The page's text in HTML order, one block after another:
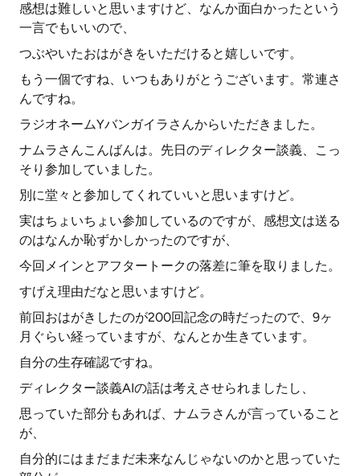
感想は難しいと思いますけど、なんか面白かったという
一言でもいいので、
つぶやいたおはがきをいただけると嬉しいです。
もう一個ですね、いつもありがとうございます。常連さ
んですね。
ラジオネームYバンガイラさんからいただきました。
ナムラさんこんばんは。先日のディレクター談義、こっ
そり参加していました。
別に堂々と参加してくれていいと思いますけど。
実はちょいちょい参加しているのですが、感想文は送る
のはなんか恥ずかしかったのですが、
今回メインとアフタートークの落差に筆を取りました。
すげえ理由だなと思いますけど。
前回おはがきしたのが200回記念の時だったので、9ヶ
月ぐらい経っていますが、なんとか生きています。
自分の生存確認ですね。
ディレクター談義AIの話は考えさせられましたし、
思っていた部分もあれば、ナムラさんが言っていること
が、
自分的にはまだまだ未来なんじゃないのかと思っていた